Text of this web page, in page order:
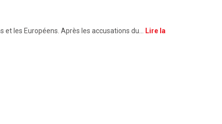
et les Européens. Après les accusations du…
Lire la